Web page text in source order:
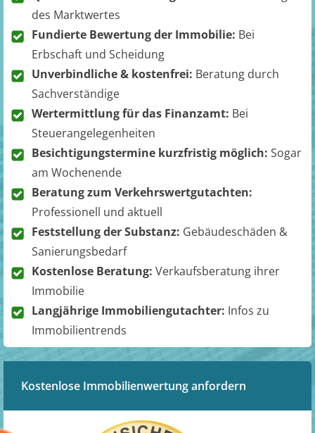
des Marktwertes
Fundierte Bewertung der Immobilie: Bei
Erbschaft und Scheidung
Unverbindliche & kostenfrei: Beratung durch
Sachverständige
Wertermittlung für das Finanzamt: Bei
Steuerangelegenheiten
Besichtigungstermine kurzfristig möglich: Sogar
am Wochenende
Beratung zum Verkehrswertgutachten:
Professionell und aktuell
Feststellung der Substanz: Gebäudeschäden &
Sanierungsbedarf
Kostenlose Beratung: Verkaufsberatung ihrer
Immobilie
Langjährige Immobiliengutachter: Infos zu
Immobilientrends
Kostenlose Immobilienwertung anfordern